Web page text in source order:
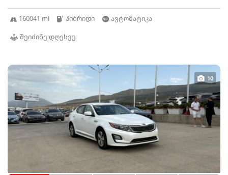
160041 mi ჰიბრიდი
ავტომატიკა
შეიძინე დღესვე
10